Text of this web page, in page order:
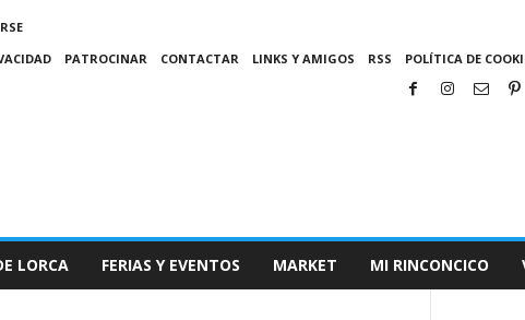
PATROCINAR CONTACTAR LINKS Y AMIGOS RSS POLÍTICA DE
LORCA FERIAS Y EVENTOS MARKET MI RINCONCICO